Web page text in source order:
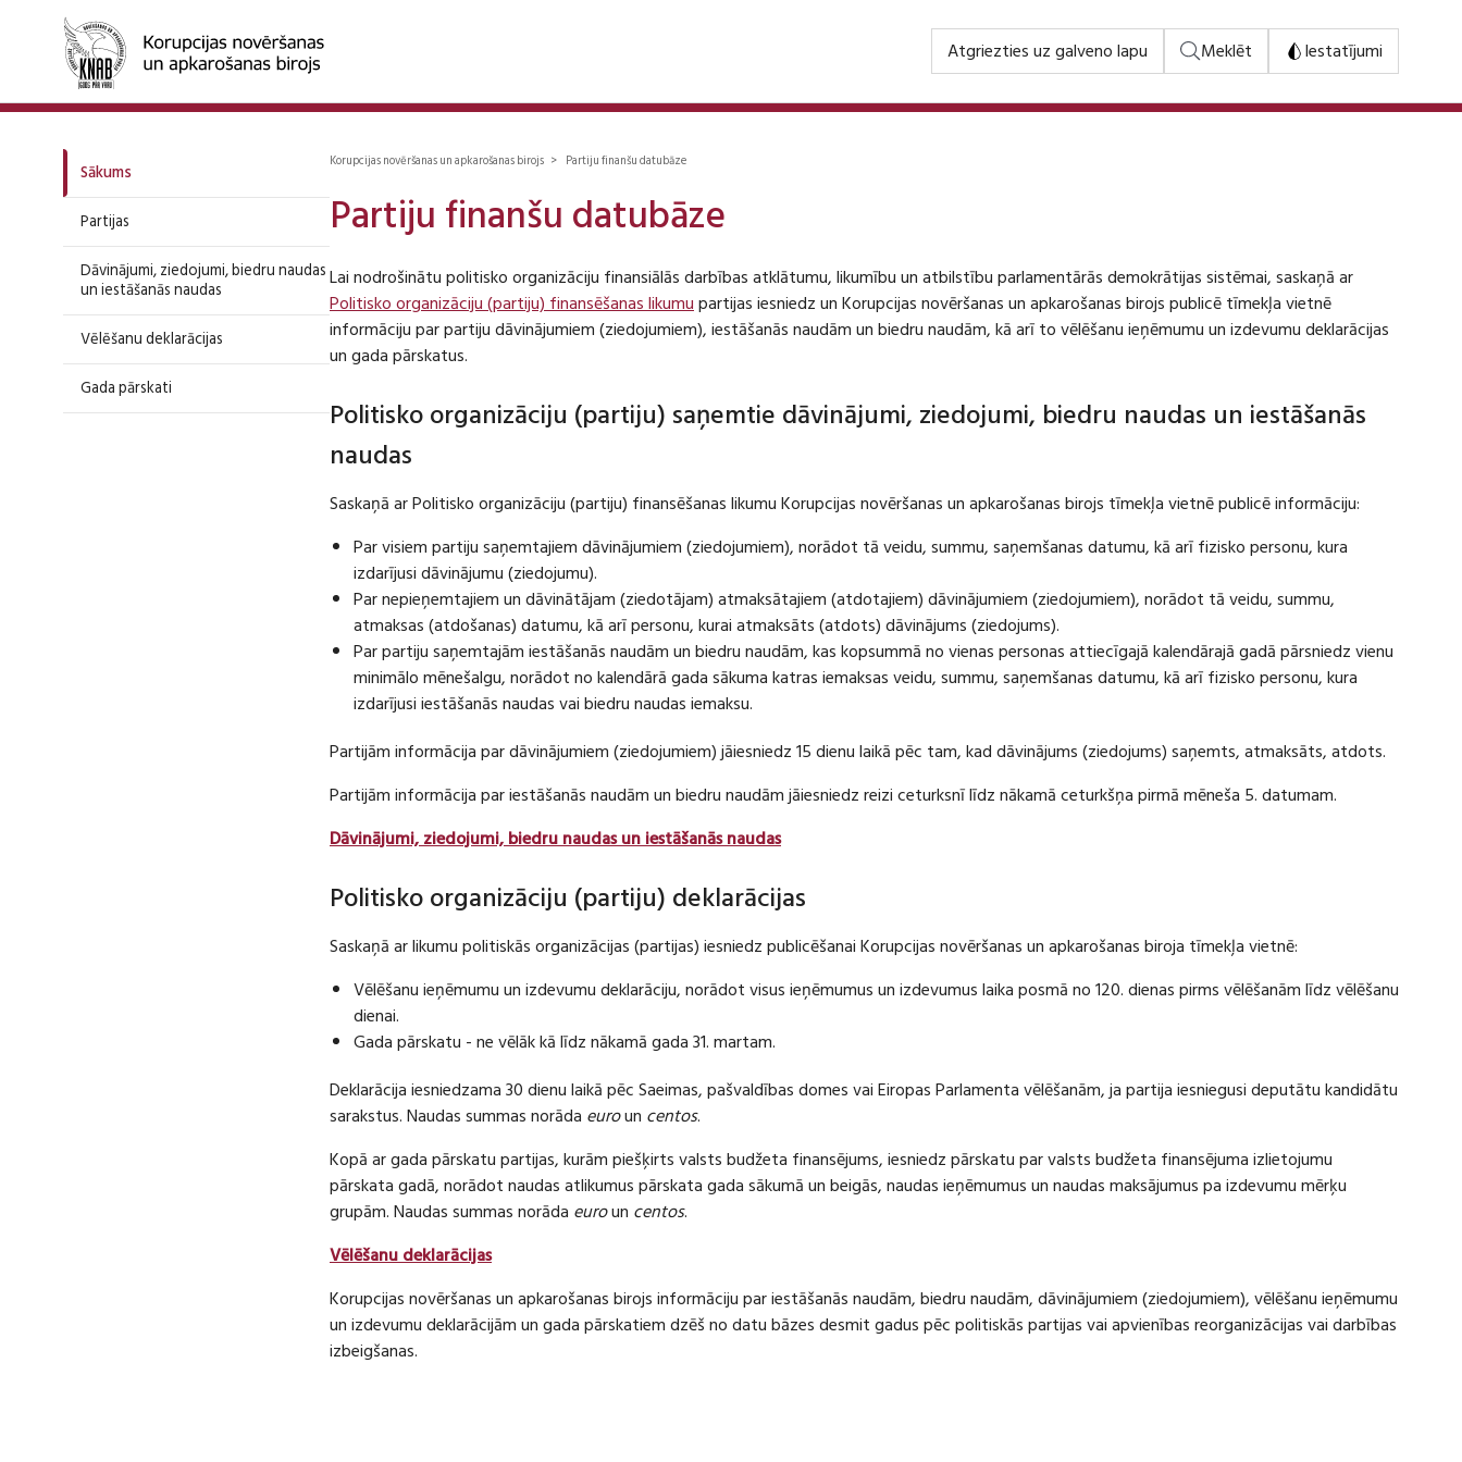
Atgriezties uz galveno lapu Meklēt Iestatījumi
Sākums
Partijas
Dāvinājumi, ziedojumi, biedru naudas
un iestāšanās naudas
Vēlēšanu deklarācijas
Gada pārskati
Korupcijas novēršanas un apkarošanas birojs > Partiju finanšu datubāze
Partiju finanšu datubāze
Lai nodrošinātu politisko organizāciju finansiālās darbības atklātumu, likumību un atbilstību parlamentārās demokrātijas sistēmai, saskaņā ar
Politisko organizāciju (partiju) finansēšanas likumupartijas iesniedz un Korupcijas novēršanas un apkarošanas birojs publicē tīmekļa vietnē
informāciju par partiju dāvinājumiem (ziedojumiem), iestāšanās naudām un biedru naudām, kā arī to vēlēšanu ieņēmumu un izdevumu deklarācijas
un gada pārskatus.
Politisko organizāciju (partiju) saņemtie dāvinājumi, ziedojumi, biedru naudas un iestāšanās
naudas
Saskaņā ar Politisko organizāciju (partiju) finansēšanas likumu Korupcijas novēršanas un apkarošanas birojs tīmekļa vietnē publicē informāciju:
Par visiem partiju saņemtajiem dāvinājumiem (ziedojumiem), norādot tā veidu, summu, saņemšanas datumu, kā arī fizisko personu, kura
izdarījusi dāvinājumu (ziedojumu).
Par nepieņemtajiem un dāvinātājam (ziedotājam) atmaksātajiem (atdotajiem) dāvinājumiem (ziedojumiem), norādot tā veidu, summu,
atmaksas (atdošanas) datumu, kā arī personu, kurai atmaksāts (atdots) dāvinājums (ziedojums).
Par partiju saņemtajām iestāšanās naudām un biedru naudām, kas kopsummā no vienas personas attiecīgajā kalendārajā gadā pārsniedz vienu
minimālo mēnešalgu, norādot no kalendārā gada sākuma katras iemaksas veidu, summu, saņemšanas datumu, kā arī fizisko personu, kura
izdarījusi iestāšanās naudas vai biedru naudas iemaksu.
Partijām informācija par dāvinājumiem (ziedojumiem) jāiesniedz 15 dienu laikā pēc tam, kad dāvinājums (ziedojums) saņemts, atmaksāts, atdots.
Partijām informācija par iestāšanās naudām un biedru naudām jāiesniedz reizi ceturksnī līdz nākamā ceturkšņa pirmā mēneša 5. datumam.
Dāvinājumi, ziedojumi, biedru naudas un iestāšanās naudas
Politisko organizāciju (partiju) deklarācijas
Saskaņā ar likumu politiskās organizācijas (partijas) iesniedz publicēšanai Korupcijas novēršanas un apkarošanas biroja tīmekļa vietnē:
Vēlēšanu ieņēmumu un izdevumu deklarāciju, norādot visus ieņēmumus un izdevumus laika posmā no 120. dienas pirms vēlēšanām līdz vēlēšanu
dienai.
Gada pārskatu - ne vēlāk kā līdz nākamā gada 31. martam.
Deklarācija iesniedzama 30 dienu laikā pēc Saeimas, pašvaldības domes vai Eiropas Parlamenta vēlēšanām, ja partija iesniegusi deputātu kandidātu
sarakstus. Naudas summas norāda euroun centos.
Kopā ar gada pārskatu partijas, kurām piešķirts valsts budžeta finansējums, iesniedz pārskatu par valsts budžeta finansējuma izlietojumu
pārskata gadā, norādot naudas atlikumus pārskata gada sākumā un beigās, naudas ieņēmumus un naudas maksājumus pa izdevumu mērķu
grupām. Naudas summas norāda euroun centos.
Vēlēšanu deklarācijas
Korupcijas novēršanas un apkarošanas birojs informāciju par iestāšanās naudām, biedru naudām, dāvinājumiem (ziedojumiem), vēlēšanu ieņēmumu
un izdevumu deklarācijām un gada pārskatiem dzēš no datu bāzes desmit gadus pēc politiskās partijas vai apvienības reorganizācijas vai darbības
izbeigšanas.